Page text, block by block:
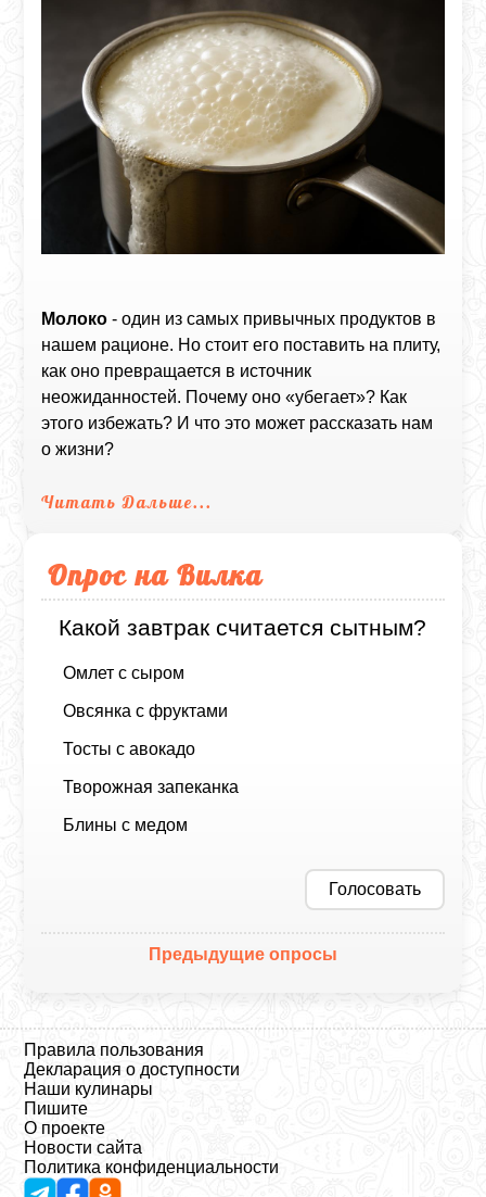
Молоко - один из самых привычных продуктов в
нашем рационе. Но стоит его поставить на плиту,
как оно превращается в источник
неожиданностей. Почему оно «убегает»? Как
этого избежать? И что это может рассказать нам
о жизни?
Читать Дальше...
Опрос на Вилка
Какой завтрак считается сытным?
Омлет с сыром
Овсянка с фруктами
Тосты с авокадо
Творожная запеканка
Блины с медом
Голосовать
Предыдущие опросы
Правила пользования
Декларация о доступности
Наши кулинары
Пишите
О проекте
Новости сайта
Политика конфиденциальности